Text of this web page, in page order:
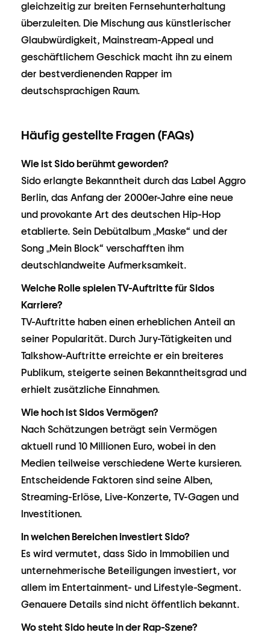
gleichzeitig zur breiten Fernsehunterhaltung
überzuleiten. Die Mischung aus künstlerischer
Glaubwürdigkeit, Mainstream-Appeal und
geschäftlichem Geschick macht ihn zu einem
der bestverdienenden Rapper im
deutschsprachigen Raum.
Häufig gestellte Fragen (FAQs)
Wie ist Sido berühmt geworden?
Sido erlangte Bekanntheit durch das Label Aggro
Berlin, das Anfang der 2000er-Jahre eine neue
und provokante Art des deutschen Hip-Hop
etablierte. Sein Debütalbum „Maske“ und der
Song „Mein Block“ verschafften ihm
deutschlandweite Aufmerksamkeit.
Welche Rolle spielen TV-Auftritte für Sidos
Karriere?
TV-Auftritte haben einen erheblichen Anteil an
seiner Popularität. Durch Jury-Tätigkeiten und
Talkshow-Auftritte erreichte er ein breiteres
Publikum, steigerte seinen Bekanntheitsgrad und
erhielt zusätzliche Einnahmen.
Wie hoch ist Sidos Vermögen?
Nach Schätzungen beträgt sein Vermögen
aktuell rund 10 Millionen Euro, wobei in den
Medien teilweise verschiedene Werte kursieren.
Entscheidende Faktoren sind seine Alben,
Streaming-Erlöse, Live-Konzerte, TV-Gagen und
Investitionen.
In welchen Bereichen investiert Sido?
Es wird vermutet, dass Sido in Immobilien und
unternehmerische Beteiligungen investiert, vor
allem im Entertainment- und Lifestyle-Segment.
Genauere Details sind nicht öffentlich bekannt.
Wo steht Sido heute in der Rap-Szene?